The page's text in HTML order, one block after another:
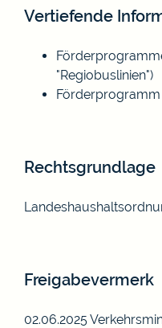
Vertiefende
"Regiobuslinien")
Förderprogramm
Rechtsgrundlage
Freigabevermerk
02.06.2025